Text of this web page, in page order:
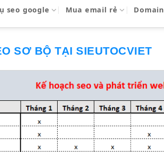
seo google Mua email rẻ Domain
SƠ BỘ TẠI SIEUTOCVIET